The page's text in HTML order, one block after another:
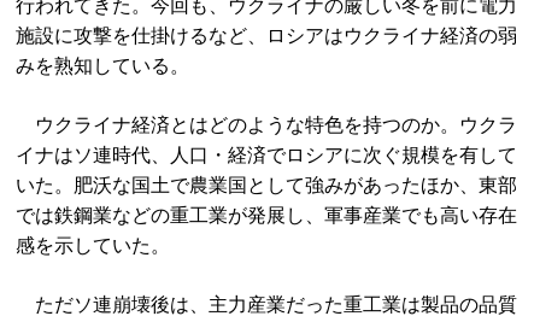
行われてきた。今回も、ウクライナの厳しい冬を前に電力
施設に攻撃を仕掛けるなど、ロシアはウクライナ経済の弱
みを熟知している。
ウクライナ経済とはどのような特色を持つのか。ウクラ
イナはソ連時代、人口・経済でロシアに次ぐ規模を有して
いた。肥沃な国土で農業国として強みがあったほか、東部
では鉄鋼業などの重工業が発展し、軍事産業でも高い存在
感を示していた。
ただソ連崩壊後は、主力産業だった重工業は製品の品質